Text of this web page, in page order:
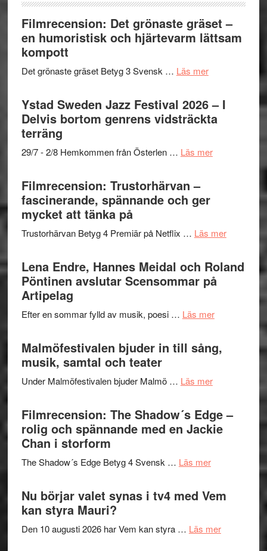
Filmrecension: Det grönaste gräset –
en humoristisk och hjärtevarm lättsam
kompott
Det grönaste gräset Betyg 3 Svensk … Läs merom
Det
grönaste
gräset
en
hjärtevarm
Ystad Sweden Jazz Festival 2026 – I
Delvis bortom genrens vidsträckta
terräng
29/7 - 2/8 Hemkommen från Österlen … Läs merom
–
Delvis
bortom
terräng
Filmrecension: Trustorhärvan –
fascinerande, spännande och ger
mycket att tänka på
Trustorhärvan Betyg 4 Premiär på Netflix … Läs merom
–
Lena Endre, Hannes Meidal och Roland
Pöntinen avslutar Scensommar på
Artipelag
Efter en sommar fylld av musik, poesi … Läs merom
Hannes
Pöntinen
avslutar
Malmöfestivalen bjuder in till sång,
musik, samtal och teater
Under Malmöfestivalen bjuder Malmö … Läs merom
in
till
och
Filmrecension: The Shadow´s Edge –
rolig och spännande med en Jackie
Chan i storform
The Shadow´s Edge Betyg 4 Svensk … Läs merom
Shadow
Edge
Nu börjar valet synas i tv4 med Vem
kan styra Mauri?
Den 10 augusti 2026 har Vem kan styra … Läs merom